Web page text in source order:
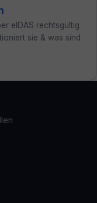
eIDAS rechtsgültig
sie & was sind